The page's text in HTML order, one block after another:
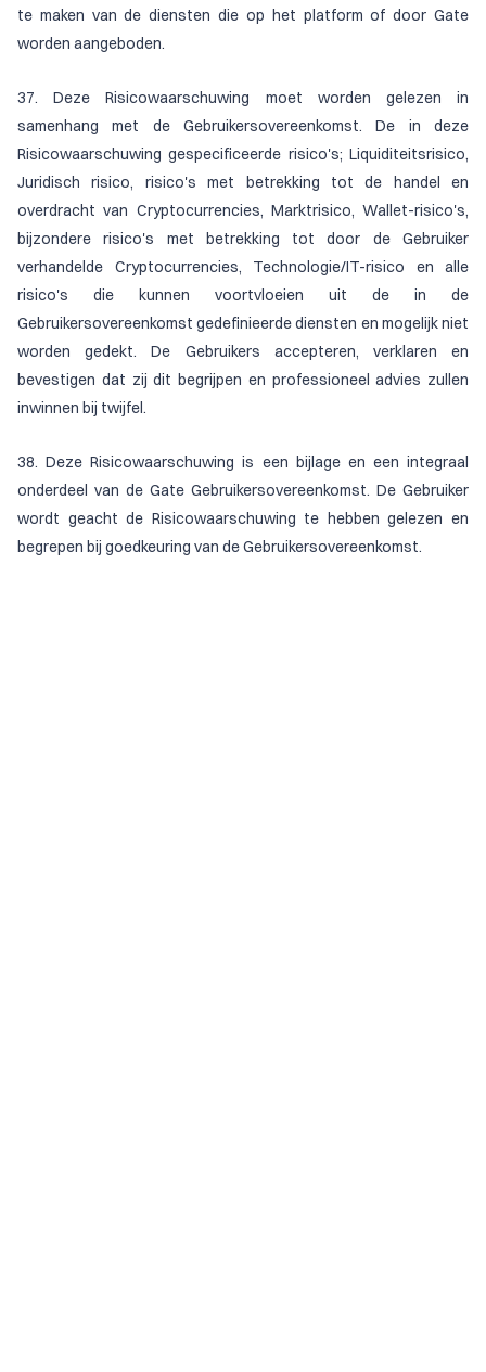
te maken van de diensten die op het platform of door Gate
worden aangeboden.
37. Deze Risicowaarschuwing moet worden gelezen in
samenhang met de Gebruikersovereenkomst. De in deze
Risicowaarschuwing gespecificeerde risico's; Liquiditeitsrisico,
Juridisch risico, risico's met betrekking tot de handel en
overdracht van Cryptocurrencies, Marktrisico, Wallet-risico's,
bijzondere risico's met betrekking tot door de Gebruiker
verhandelde Cryptocurrencies, Technologie/IT-risico en alle
risico's die kunnen voortvloeien uit de in de
Gebruikersovereenkomst gedefinieerde diensten en mogelijk niet
worden gedekt. De Gebruikers accepteren, verklaren en
bevestigen dat zij dit begrijpen en professioneel advies zullen
inwinnen bij twijfel.
38. Deze Risicowaarschuwing is een bijlage en een integraal
onderdeel van de Gate Gebruikersovereenkomst. De Gebruiker
wordt geacht de Risicowaarschuwing te hebben gelezen en
begrepen bij goedkeuring van de Gebruikersovereenkomst.